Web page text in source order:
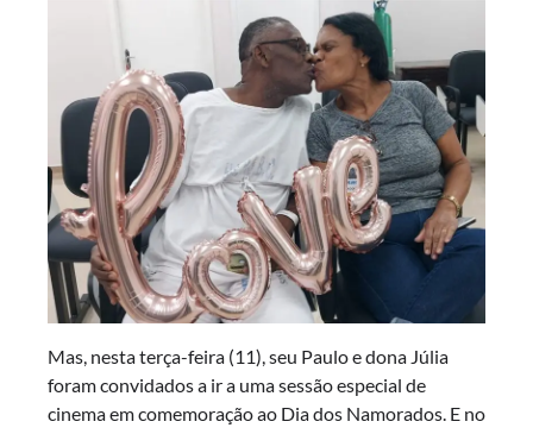
Mas, nesta terça-feira (11), seu Paulo e dona Júlia
foram convidados a ir a uma sessão especial de
cinema em comemoração ao Dia dos Namorados. E no